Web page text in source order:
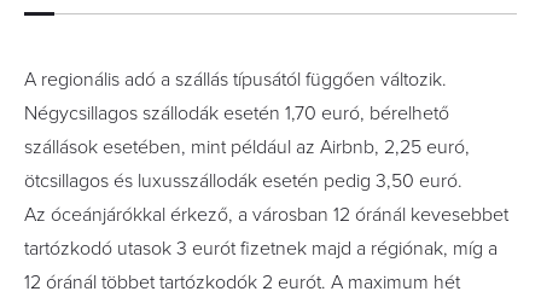
A regionális adó a szállás típusától függően változik.
Négycsillagos szállodák esetén 1,70 euró, bérelhető
szállások esetében, mint például az Airbnb, 2,25 euró,
ötcsillagos és luxusszállodák esetén pedig 3,50 euró.
Az óceánjárókkal érkező, a városban 12 óránál kevesebbet
tartózkodó utasok 3 eurót fizetnek majd a régiónak, míg a
12 óránál többet tartózkodók 2 eurót. A maximum hét